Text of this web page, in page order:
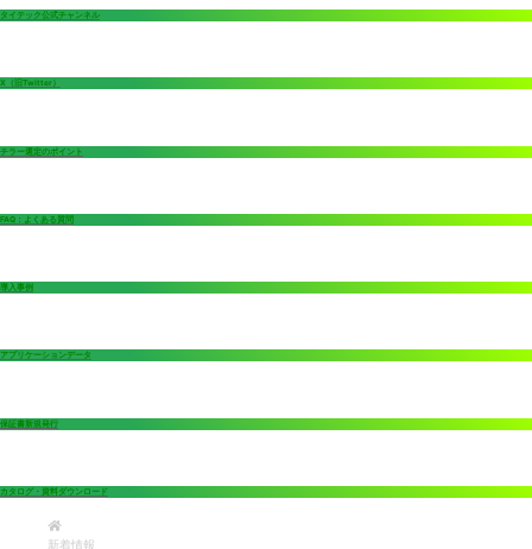
タイテック公式チャンネル
X（旧Twitter）
チラー選定のポイント
FAQ：よくある質問
導入事例
アプリケーションデータ
保証書新規発行
カタログ・資料ダウンロード
新着情報